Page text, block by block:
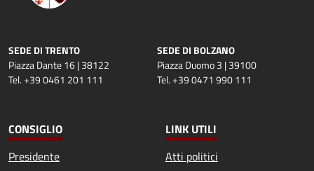
SEDE DI TRENTO
Piazza Dante 16 | 38122
Tel. +39 0461 201 111
SEDE DI BOLZANO
Piazza Duomo 3 | 39100
Tel. +39 0471 990 111
CONSIGLIO
Presidente
LINK UTILI
Atti politici